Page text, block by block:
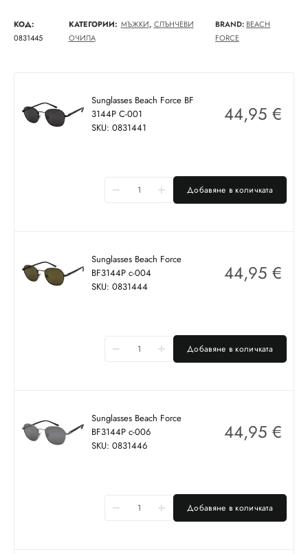
КОД:
0831445
КАТЕГОРИИ: МЪЖКИ, СЛЪНЧЕВИ
ОЧИЛА
BRAND: BEACH
FORCE
Sunglasses Beach Force BF
3144P C-001
SKU: 0831441
44,95 €
Добавяне в количката
Sunglasses Beach Force
BF3144P c-004
SKU: 0831444
44,95 €
Добавяне в количката
Sunglasses Beach Force
BF3144P c-006
SKU: 0831446
44,95 €
Добавяне в количката